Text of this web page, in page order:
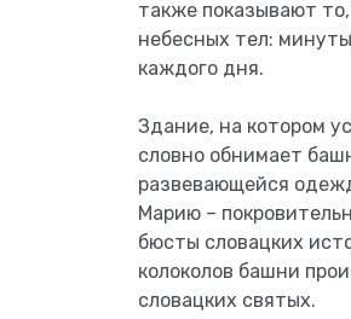
также показывают
небесных тел:
каждого дня.
Здание, на котором
словно обнимает
развевающейся
Марию –
бюсты словацких
колоколов башни
словацких святых.